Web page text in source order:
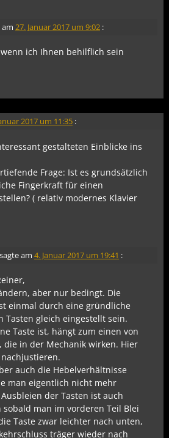
27. Januar 2017 um 9:02 :
ich Ihnen behilflich sein
2017 um 11:35 :
gestalteten Einblicke ins
Frage: Ist es grundsätzlich
Fingerkraft für einen
( relativ modernes Klavier
am 4. Januar 2017 um 19:41 :
aber nur bedingt. Die
einmal durch eine gründliche
Tasten gleich eingestellt sein.
Taste ist, hängt zum einen von
die in der Mechanik wirken. Hier
auch die Hebelverhältnisse
man eigentlich nicht mehr
der Tasten ist auch
man im vorderen Teil Blei
Taste zwar leichter nach unten,
träger wieder nach